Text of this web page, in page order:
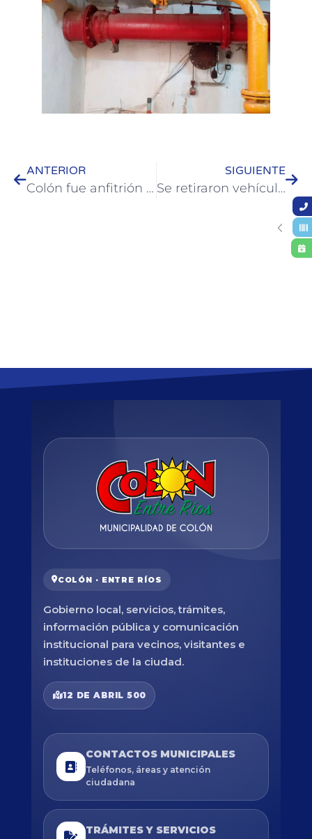
ANTERIOR
Colón fue anfitrión de un encuentro Internacional sobre dispositivos de protección a las mujeres
SIGUIENTE
Se retiraron vehículos en desuso y chatarra del corralón municipal de Colón
COLÓN · ENTRE RÍOS
Gobierno local, servicios, trámites,
información pública y comunicación
institucional para vecinos, visitantes e
instituciones de la ciudad.
12 DE ABRIL 500
CONTACTOS MUNICIPALES
Teléfonos, áreas y atención
ciudadana
TRÁMITES Y SERVICIOS